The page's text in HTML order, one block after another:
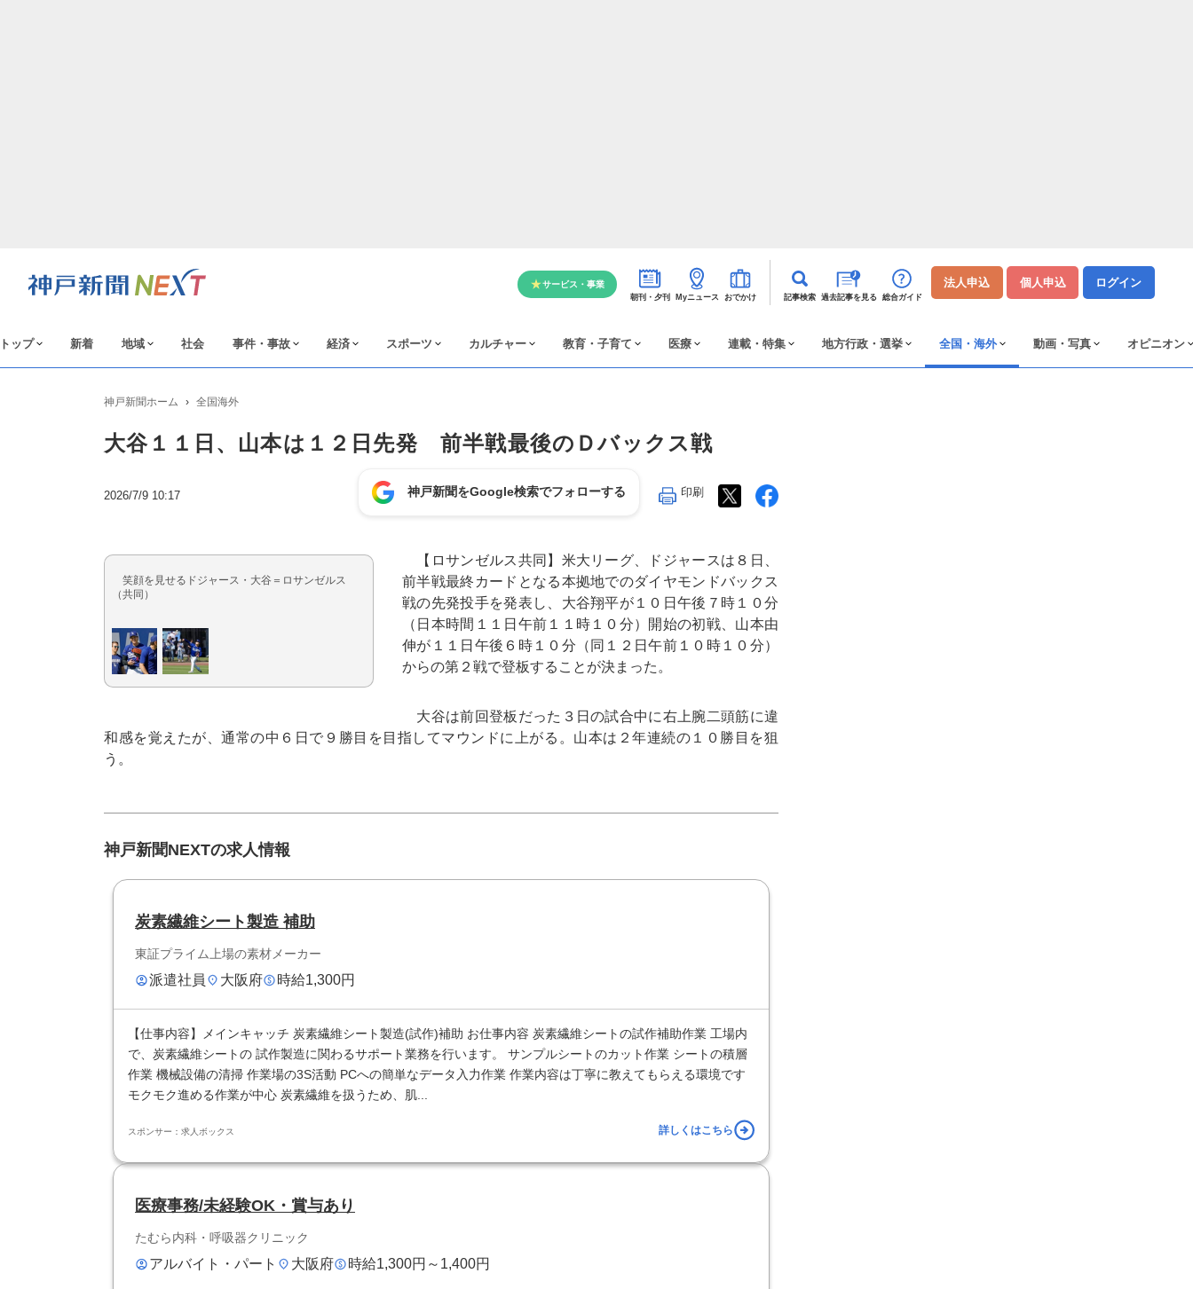
サービス・事業
朝刊・夕刊 Myニュース おでかけ 記事検索 過去記事を見る 総合ガイド
法人申込 個人申込 ログイン
トップ 新着 地域 社会 事件・事故 経済 スポーツ カルチャー 教育・子育て 医療 連載・特集 地方行政・選挙 全国・海外 動画・写真 オピニオン
神戸新聞ホーム 全国海外
大谷１１日、山本は１２日先発 前半戦最後のＤバックス戦
2026/7/9 10:17 神戸新聞をGoogle検索でフォローする 印刷
笑顔を見せるドジャース・大谷＝ロサンゼルス
（共同）
【ロサンゼルス共同】米大リーグ、ドジャースは８日、
前半戦最終カードとなる本拠地でのダイヤモンドバックス
戦の先発投手を発表し、大谷翔平が１０日午後７時１０分
（日本時間１１日午前１１時１０分）開始の初戦、山本由
伸が１１日午後６時１０分（同１２日午前１０時１０分）
からの第２戦で登板することが決まった。
大谷は前回登板だった３日の試合中に右上腕二頭筋に違
和感を覚えたが、通常の中６日で９勝目を目指してマウンドに上がる。山本は２年連続の１０勝目を狙
う。
神戸新聞NEXTの求人情報
炭素繊維シート製造 補助
東証プライム上場の素材メーカー
派遣社員 大阪府 時給1,300円
【仕事内容】メインキャッチ 炭素繊維シート製造(試作)補助 お仕事内容 炭素繊維シートの試作補助作業 工場内
で、炭素繊維シートの 試作製造に関わるサポート業務を行います。 サンプルシートのカット作業 シートの積層
作業 機械設備の清掃 作業場の3S活動 PCへの簡単なデータ入力作業 作業内容は丁寧に教えてもらえる環境です
モクモク進める作業が中心 炭素繊維を扱うため、肌...
スポンサー：求人ボックス 詳しくはこちら
医療事務/未経験OK・賞与あり
たむら内科・呼吸器クリニック
アルバイト・パート 大阪府 時給1,300円～1,400円